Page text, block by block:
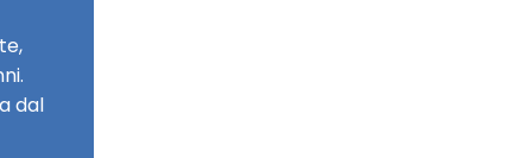
dal